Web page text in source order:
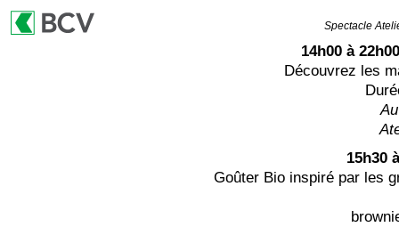
Spectacle
14h00 à 22h00
Découvrez les
15h30
Goûter Bio inspiré par les